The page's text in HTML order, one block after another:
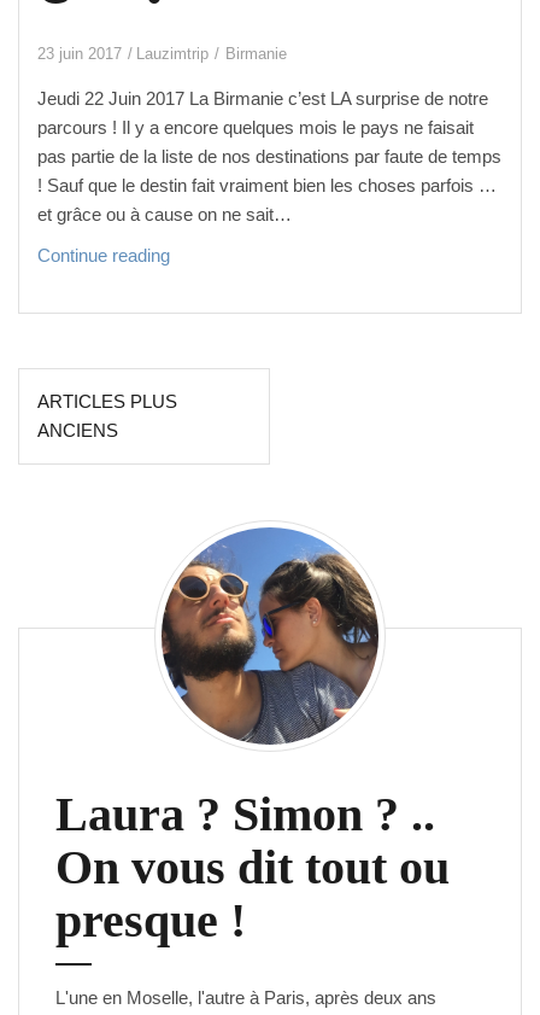
23 juin 2017 Lauzimtrip Birmanie
Jeudi 22 Juin 2017 La Birmanie c’est LA surprise de notre
parcours ! Il y a encore quelques mois le pays ne faisait
pas partie de la liste de nos destinations par faute de temps
! Sauf que le destin fait vraiment bien les choses parfois …
et grâce ou à cause on ne sait…
Continue readingL
i
m
a
. c
a c
h
a
n
g
e l
e !
Navigation
des
ARTICLES PLUS
ANCIENS
Laura ? Simon ? ..
On vous dit tout ou
presque !
L'une en Moselle, l'autre à Paris, après deux ans